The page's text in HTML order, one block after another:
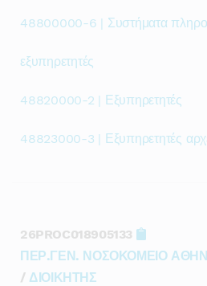
48800000-6 | Συστήματα
εξυπηρετητές
48820000-2 | Εξυπηρετητές
48823000-3 | Εξυπηρετητές
26PROC018905133
ΠΕΡ.ΓΕΝ. ΝΟΣΟΚΟΜΕΙΟ
/ ΔΙΟΙΚΗΤΗΣ